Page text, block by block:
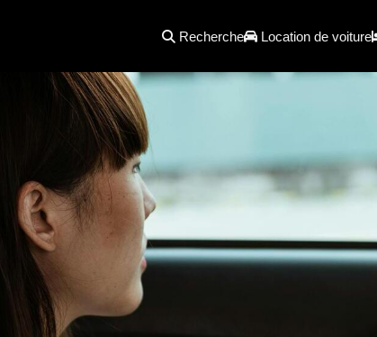
Recherche Location de voiture